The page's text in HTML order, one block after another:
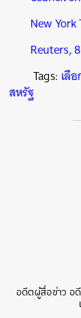
New
Reuters,
Tags: เลื
สหรัฐ
อดีตผู้สื่อข่าว อ